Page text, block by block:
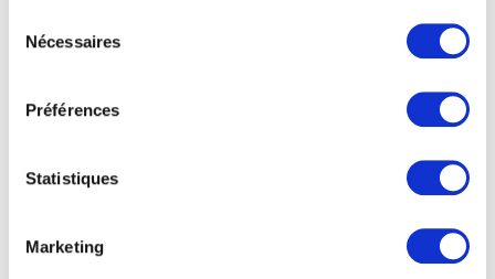
Nécessaires
Préférences
Statistiques
Marketing